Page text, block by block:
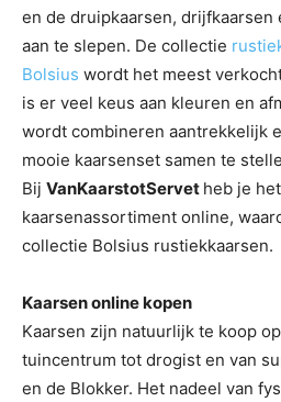
en de druipkaarsen, drijfkaarsen
aan te slepen. De collectie
Bolsius wordt het meest
is er veel keus aan kleuren en
wordt combineren aantrekkelijk
mooie kaarsenset samen te
Bij VanKaarstotServet heb je
kaarsenassortiment online,
collectie Bolsius rustiekkaarsen.
Kaarsen online kopen
Kaarsen zijn natuurlijk te koop
tuincentrum tot drogist en van
en de Blokker. Het nadeel van